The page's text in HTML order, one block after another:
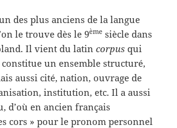
des plus anciens de la langue
le trouve dès le 9ème siècle dans
Il vient du latincorpus qui
un ensemble structuré,
aussi cité, nation, ouvrage de
institution, etc. Il a aussi
d’où en ancien français
cors » pour le pronom personnel